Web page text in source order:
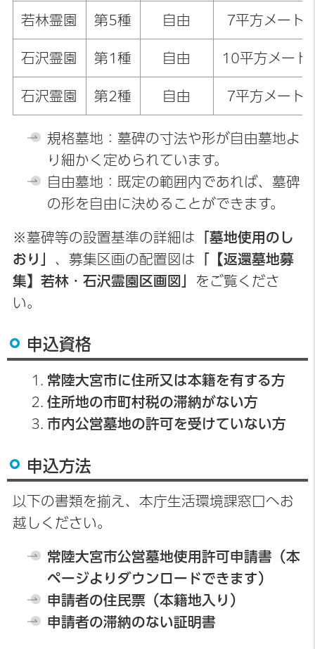
若林霊園 第5種 自由 7平方メート
石沢霊園 第1種 自由 10平方メート
石沢霊園 第2種 自由 7平方メート
規格墓地：墓碑の寸法や形が自由墓地よ
り細かく定められています。
自由墓地：既定の範囲内であれば、墓碑
の形を自由に決めることができます。
※墓碑等の設置基準の詳細は
「墓地使用のし
おり」 、募集区画の配置図は
「【返還墓地募
集】若林・石沢霊園区画図」
をご覧くださ
い。
申込資格
常陸大宮市に住所又は本籍を有する方
住所地の市町村税の滞納がない方
市内公営墓地の許可を受けていない方
申込方法
以下の書類を揃え、本庁生活環境課窓口へお
越しください。
常陸大宮市公営墓地使用許可申請書（本
ページよりダウンロードできます）
申請者の住民票（本籍地入り）
申請者の滞納のない証明書